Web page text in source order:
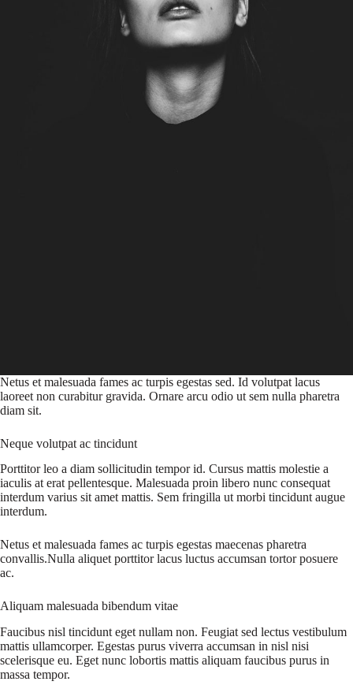
Netus et malesuada fames ac turpis egestas sed. Id volutpat lacus
laoreet non curabitur gravida. Ornare arcu odio ut sem nulla pharetra
diam sit.
Neque volutpat ac tincidunt
Porttitor leo a diam sollicitudin tempor id. Cursus mattis molestie a
iaculis at erat pellentesque. Malesuada proin libero nunc consequat
interdum varius sit amet mattis. Sem fringilla ut morbi tincidunt augue
interdum.
Netus et malesuada fames ac turpis egestas maecenas pharetra
convallis.Nulla aliquet porttitor lacus luctus accumsan tortor posuere
ac.
Aliquam malesuada bibendum vitae
Faucibus nisl tincidunt eget nullam non. Feugiat sed lectus vestibulum
mattis ullamcorper. Egestas purus viverra accumsan in nisl nisi
scelerisque eu. Eget nunc lobortis mattis aliquam faucibus purus in
massa tempor.